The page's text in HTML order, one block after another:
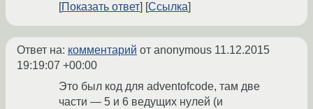
Показать ответ
Ссылка
Ответ на: комментарий от anonymous 11.12.2015
19:19:07 +00:00
Это был код для adventofcode, там две
части — 5 и 6 ведущих нулей (и